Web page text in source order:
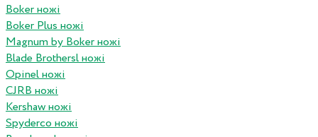
Boker ножі
Boker Plus ножі
Magnum by Boker ножі
Blade Brothersl ножі
Opinel ножі
CJRB ножі
Kershaw ножі
Spyderco ножі